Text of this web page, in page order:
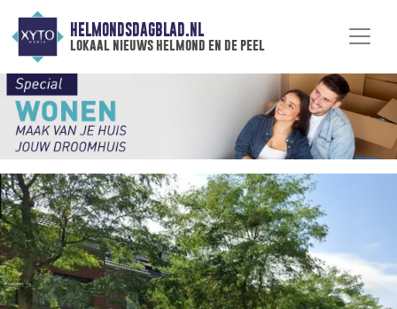
HELMONDSDAGBLAD.NL
lokaal nieuws helmond en de peel